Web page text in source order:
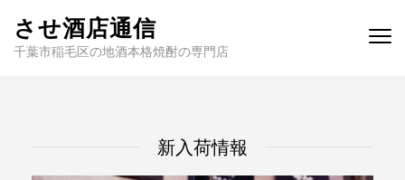
させ酒店通信
千葉市稲毛区の地酒本格焼酎の専門店
新入荷情報